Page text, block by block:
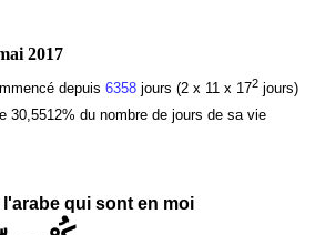
2017
depuis 6358jours (2 x 11 x 172jours)
30,5512% du nombre de jours de sa vie
l'arabe qui sont en moi